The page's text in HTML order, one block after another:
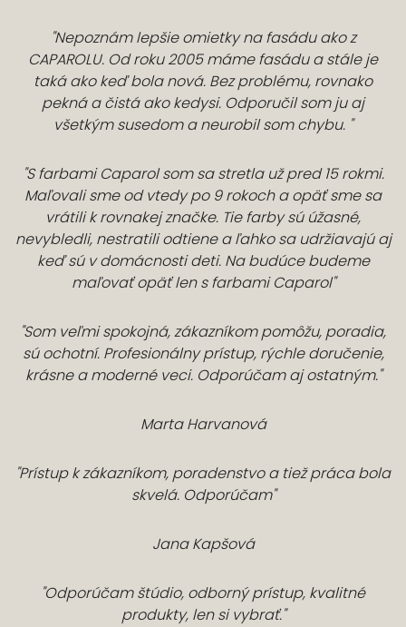
"Nepoznám lepšie omietky na fasádu ako z
CAPAROLU. Od roku 2005 máme fasádu a stále je
taká ako keď bola nová. Bez problému, rovnako
pekná a čistá ako kedysi. Odporučil som ju aj
všetkým susedom a neurobil som chybu. "
"S farbami Caparol som sa stretla už pred 15 rokmi.
Maľovali sme od vtedy po 9 rokoch a opäť sme sa
vrátili k rovnakej značke. Tie farby sú úžasné,
nevybledli, nestratili odtiene a ľahko sa udržiavajú aj
keď sú v domácnosti deti. Na budúce budeme
maľovať opäť len s farbami Caparol"
"Som veľmi spokojná, zákazníkom pomôžu, poradia,
sú ochotní. Profesionálny prístup, rýchle doručenie,
krásne a moderné veci. Odporúčam aj ostatným."
Marta Harvanová
"Prístup k zákazníkom, poradenstvo a tiež práca bola
skvelá. Odporúčam"
Jana Kapšová
"Odporúčam štúdio, odborný prístup, kvalitné
produkty, len si vybrať."